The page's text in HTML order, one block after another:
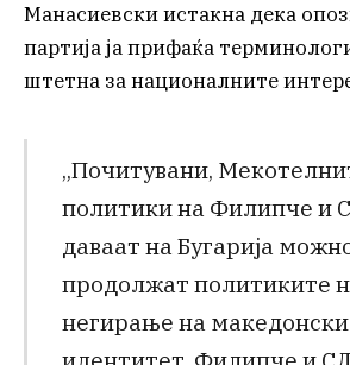
Манасиевски истакна дека
партија ја прифаќа
штетна за националните
„Почитувани,
политики на Филипче и
даваат на Бугарија
продолжат политиките
негирање на